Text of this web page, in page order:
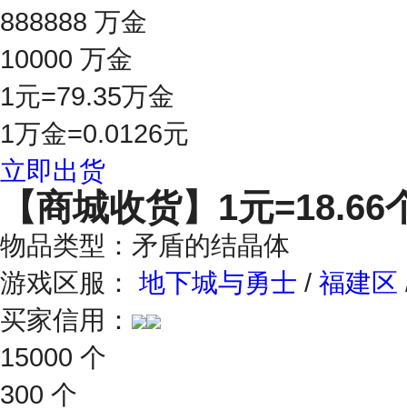
888888 万金
10000 万金
1元=79.35万金
1万金=0.0126元
立即出货
【商城收货】 1元=18.66
物品类型：矛盾的结晶体
游戏区服： 地下城与勇士 / 福建区
买家信用：
15000 个
300 个